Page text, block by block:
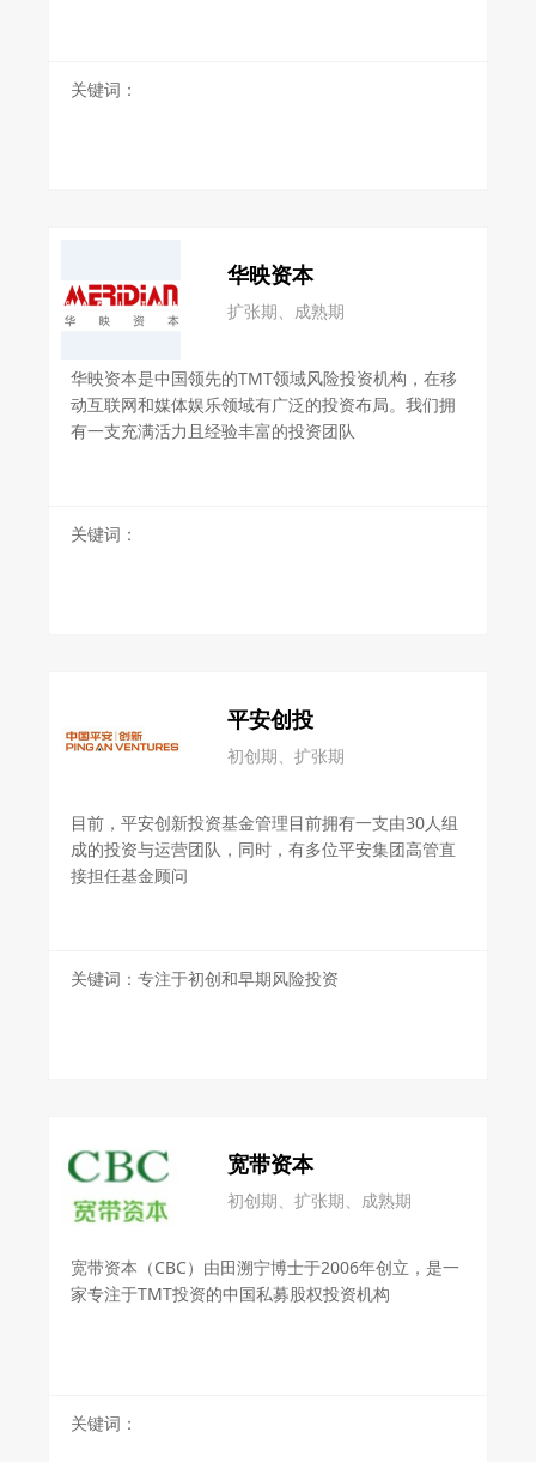
关键词：
华映资本
扩张期、成熟期
华映资本是中国领先的TMT领域风险投资机构，在移
动互联网和媒体娱乐领域有广泛的投资布局。我们拥
有一支充满活力且经验丰富的投资团队
关键词：
平安创投
初创期、扩张期
目前，平安创新投资基金管理目前拥有一支由30人组
成的投资与运营团队，同时，有多位平安集团高管直
接担任基金顾问
关键词：专注于初创和早期风险投资
宽带资本
初创期、扩张期、成熟期
宽带资本（CBC）由田溯宁博士于2006年创立，是一
家专注于TMT投资的中国私募股权投资机构
关键词：